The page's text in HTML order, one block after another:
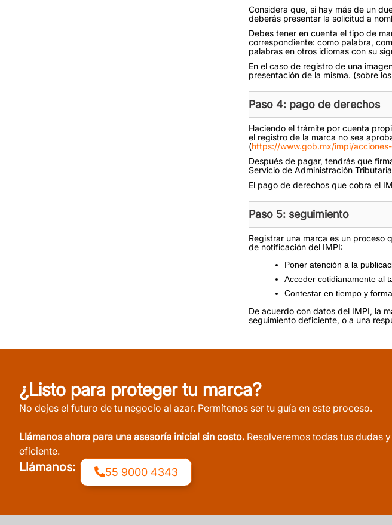
Considera que, si hay más de un
deberás presentar la solicitud a
Debes tener en cuenta el tipo de
correspondiente: como palabra,
palabras en otros idiomas con su
En el caso de registro de una
presentación de la misma. (sobre
Paso 4: pago de derechos
Haciendo el trámite por cuenta
el registro de la marca no sea
(https://www.gob.mx/impi/
Después de pagar, tendrás que
Servicio de Administración
El pago de derechos que cobra el
Paso 5: seguimiento
Registrar una marca es un proceso
de notificación del IMPI:
Poner atención a la
Acceder cotidianamente al
Contestar en tiempo y
De acuerdo con datos del IMPI, la
seguimiento deficiente, o a una
¿Listo para proteger tu marca?
No dejes el futuro de tu negocio al azar. Permítenos ser tu guía en este proceso.
Llámanos ahora para una asesoría inicial sin costo. Resolveremos todas tus dudas
eficiente.
Llámanos: 55 9000 4343